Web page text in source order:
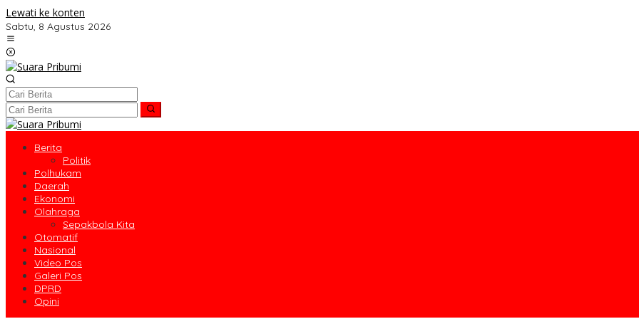
Lewati ke konten
Sabtu, 8 Agustus 2026
Berita
Politik
Polhukam
Daerah
Ekonomi
Olahraga
Sepakbola Kita
Otomatif
Nasional
Video Pos
Galeri Pos
DPRD
Opini